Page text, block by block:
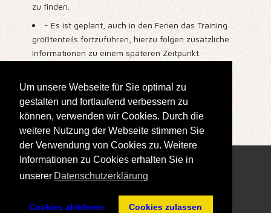
Um unsere Webseite für Sie optimal zu
gestalten und fortlaufend verbessern zu
können, verwenden wir Cookies. Durch die
weitere Nutzung der Webseite stimmen Sie
der Verwendung von Cookies zu. Weitere
Informationen zu Cookies erhalten Sie in
unserer Datenschutzerklärung
Cookies ablehnen Cookies zulassen
zu finden.
- Es ist geplant, auch in den Ferien das Training
größtenteils fortzuführen, hierzu folgen zusätzliche
Informationen zu einem späteren Zeitpunkt.
finn.petersen@sk-doppelbauer.dekontaktieren.
Erstellt: 21. Mai 2020